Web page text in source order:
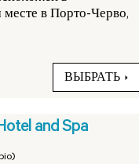
в Порто-Черво,
ВЫБРАТЬ
and Spa